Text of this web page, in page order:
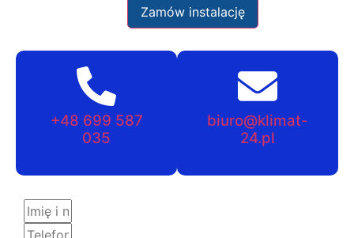
Zamów instalację
+48 699 587
035
biuro@klimat-
24.pl